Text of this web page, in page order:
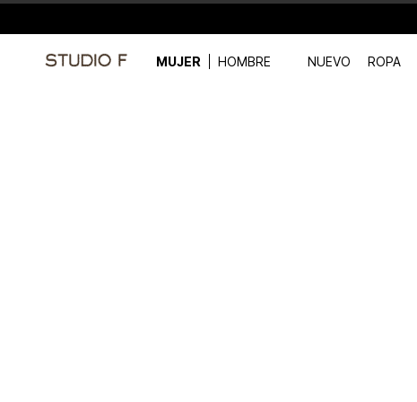
MUJER HOMBRE NUEVO ROPA